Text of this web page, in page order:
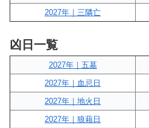
2027年｜三隣亡
凶日一覧
2027年｜五墓
2027年｜血忌日
2027年｜地火日
2027年｜狼藉日